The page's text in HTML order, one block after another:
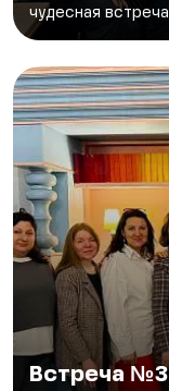
чудесная
Встреча №3